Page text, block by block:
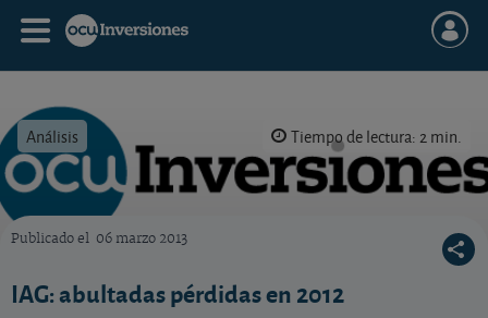
Análisis Tiempo de lectura: 2 min.
Publicado el 06 marzo 2013
IAG: abultadas pérdidas en 2012